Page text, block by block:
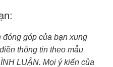
đóng góp của bạn xung
thông tin theo mẫu
LUẬN. Mọi ý kiến của